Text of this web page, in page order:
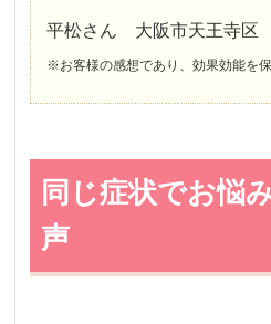
平松さん 大阪市天王寺
※お客様の感想であり、効果効能を
同じ症状でお悩
声